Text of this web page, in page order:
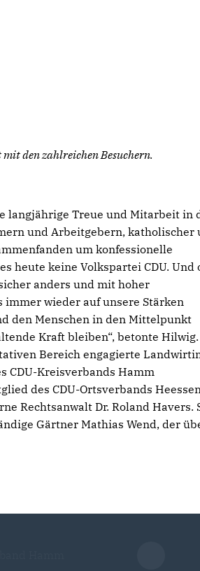
den zahlreichen Besuchern.
langjährige Treue und Mitarbeit in
und Arbeitgebern, katholischer
um konfessionelle
heute keine Volkspartei CDU. Und
anders und mit hoher
wieder auf unsere Stärken
den Menschen in den Mittelpunkt
Kraft bleiben“, betonte
Bereich engagierte
CDU-Kreisverbands Hamm
des CDU-Ortsverbands
Rechtsanwalt Dr. Roland Havers.
Gärtner Mathias Wend, der